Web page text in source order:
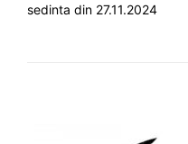
sedinta din 27.11.2024